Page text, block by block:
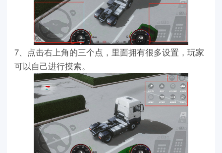
7、点击右上角的三个点，里面拥有很多设置，玩家
可以自己进行摸索。